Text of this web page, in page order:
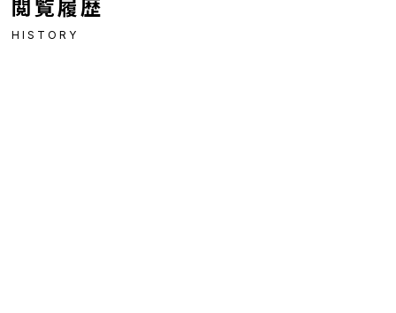
閲覧履歴
HISTORY